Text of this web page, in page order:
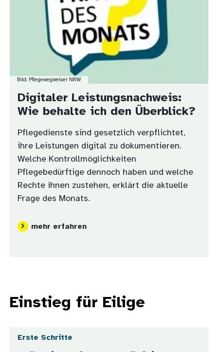
Bild: Pflegewegweiser NRW
Digitaler Leistungsnachweis:
Wie behalte ich den Überblick?
Pflegedienste sind gesetzlich verpflichtet,
ihre Leistungen digital zu dokumentieren.
Welche Kontrollmöglichkeiten
Pflegebedürftige dennoch haben und welche
Rechte ihnen zustehen, erklärt die aktuelle
Frage des Monats.
mehr erfahren
Einstieg für Eilige
Erste Schritte